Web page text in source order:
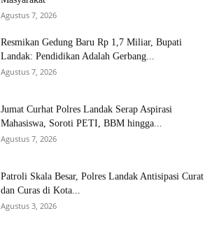
Agustus 7, 2026
Resmikan Gedung Baru Rp 1,7 Miliar, Bupati
Landak: Pendidikan Adalah Gerbang...
Agustus 7, 2026
Jumat Curhat Polres Landak Serap Aspirasi
Mahasiswa, Soroti PETI, BBM hingga...
Agustus 7, 2026
Patroli Skala Besar, Polres Landak Antisipasi Curat
dan Curas di Kota...
Agustus 3, 2026